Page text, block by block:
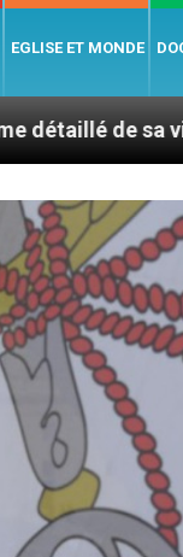
EGLISE ET MONDE
en